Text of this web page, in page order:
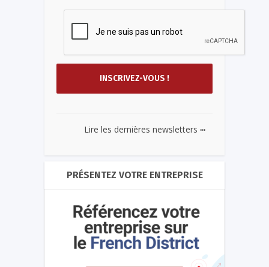
Lire les dernières newsletters ...
PRÉSENTEZ VOTRE ENTREPRISE